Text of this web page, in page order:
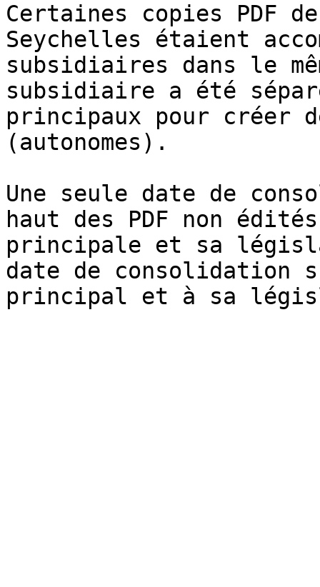
Certaines copies PDF
Seychelles étaient
subsidiaires dans le
subsidiaire a été
principaux pour créer
(autonomes).
Une seule date de
haut des PDF non
principale et sa
date de consolidation